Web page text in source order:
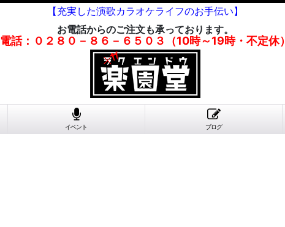
【充実した演歌カラオケライフのお手伝い】
お電話からのご注文も承っております。
電話：０２８０－８６－６５０３（10時～19時・不定休）
イベント ブログ